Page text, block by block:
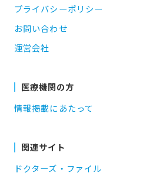
プライバシーポリシー
お問い合わせ
運営会社
医療機関の方
情報掲載にあたって
関連サイト
ドクターズ・ファイル